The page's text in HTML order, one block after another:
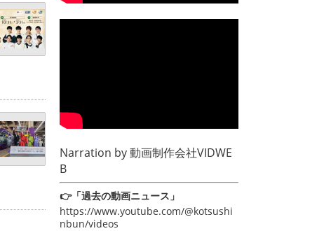
Narration by動画制作会社VIDWE
B
👉「過去の動画ニュース」
https://www.youtube.com/@kotsushi
nbun/videos